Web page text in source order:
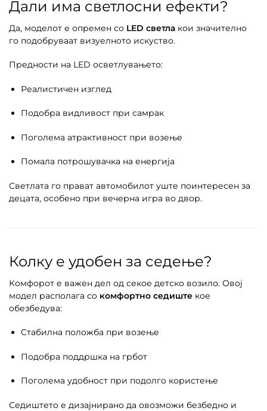
Дали има светлосни ефекти?
Да, моделот е опремен со LED светла кои значително
го подобруваат визуелното искуство.
Предности на LED осветлувањето:
Реалистичен изглед
Подобра видливост при самрак
Поголема атрактивност при возење
Помала потрошувачка на енергија
Светлата го прават автомобилот уште поинтересен за
децата, особено при вечерна игра во двор.
Колку е удобен за седење?
Комфорот е важен дел од секое детско возило. Овој
модел располага со комфортно седиште кое
обезбедува:
Стабилна положба при возење
Подобра поддршка на грбот
Поголема удобност при подолго користење
Седиштето е дизајнирано да овозможи безбедно и